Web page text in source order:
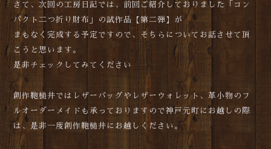
さて、次回の工房日記では、前回ご紹介しておりました「コン
パクト二つ折り財布」の試作品【第二弾】が
まもなく完成する予定ですので、そちらについてお話させて頂
こうと思います。
是非チェックしてみてください
創作鞄槌井ではレザーバッグやレザーウォレット、革小物のフ
ルオーダーメイドも承っておりますので神戸元町にお越しの際
は、是非一度創作鞄槌井にお越しください。